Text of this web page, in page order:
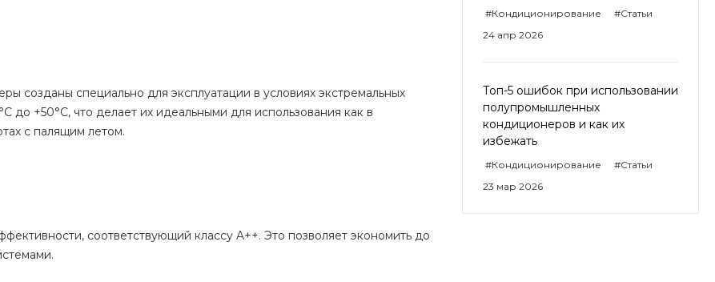
#Кондиционирование
#Статьи
24 апр 2026
Топ-5 ошибок при использовании
полупромышленных
кондиционеров и как их
избежать
#Кондиционирование
#Статьи
23 мар 2026
созданы специально для эксплуатации в условиях экстремальных
до +50°C, что делает их идеальными для использования как в
с палящим летом.
соответствующий классу A++. Это позволяет экономить до